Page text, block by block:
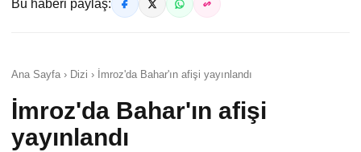
Bu haberi paylaş:
Ana Sayfa › Dizi › İmroz'da Bahar'ın afişi yayınlandı
İmroz'da Bahar'ın afişi
yayınlandı